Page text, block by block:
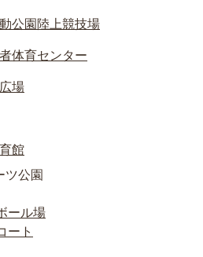
公園陸上競技場
体育センター
場
館
ツ公園
ール場
ート